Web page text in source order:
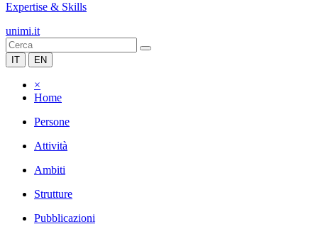
Expertise & Skills
unimi.it
IT EN
×
Home
Persone
Attività
Ambiti
Strutture
Pubblicazioni